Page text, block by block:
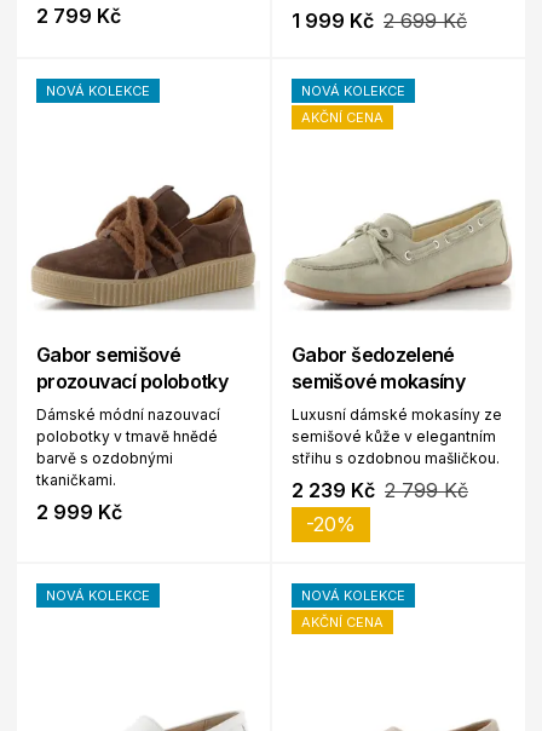
2 799 Kč 1 999 Kč 2 699 Kč
NOVÁ KOLEKCE
Gabor semišové
prozouvací polobotky
Dámské módní nazouvací
polobotky v tmavě hnědé
barvě s ozdobnými
tkaničkami.
2 999 Kč
NOVÁ KOLEKCE
AKČNÍ CENA
Gabor šedozelené
semišové mokasíny
Luxusní dámské mokasíny ze
semišové kůže v elegantním
střihu s ozdobnou mašličkou.
2 239 Kč 2 799 Kč
-20%
NOVÁ KOLEKCE
NOVÁ KOLEKCE
AKČNÍ CENA